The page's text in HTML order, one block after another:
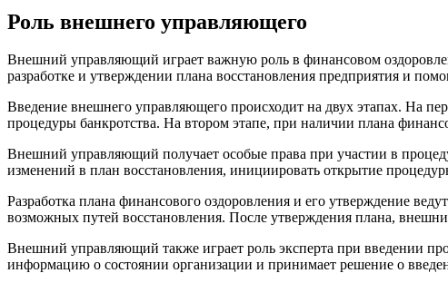
Роль внешнего управляющего
Внешний управляющий играет важную роль в финансовом
разработке и утверждении плана восстановления предприятия и
Введение внешнего управляющего происходит на двух этапах. На
процедуры банкротства. На втором этапе, при наличии плана
Внешний управляющий получает особые права при участии в
изменений в план восстановления, инициировать открытие
Разработка плана финансового оздоровления и его утверждение
возможных путей восстановления. После утверждения плана,
Внешний управляющий также играет роль эксперта при введении
информацию о состоянии организации и принимает решение о